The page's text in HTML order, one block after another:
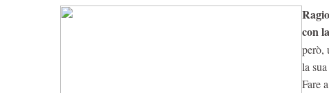
con
però,
la
Fare